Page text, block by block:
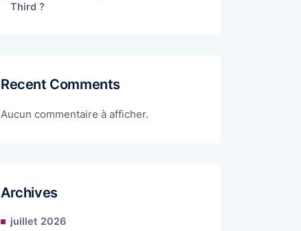
Third ?
Recent Comments
Aucun commentaire à afficher.
Archives
juillet 2026